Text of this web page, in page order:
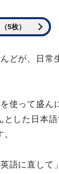
5枚）
どが、日常
使って盛ん
した日本
語に直して